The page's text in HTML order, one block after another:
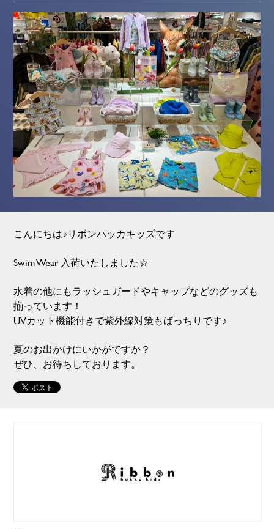
こんにちは♪リボンハッカキッズです
Swim Wear 入荷いたしました☆
水着の他にもラッシュガードやキャップなどのグッズも
揃っています！
UVカット機能付きで紫外線対策もばっちりです♪
夏のお出かけにいかがですか？
ぜひ、お待ちしております。